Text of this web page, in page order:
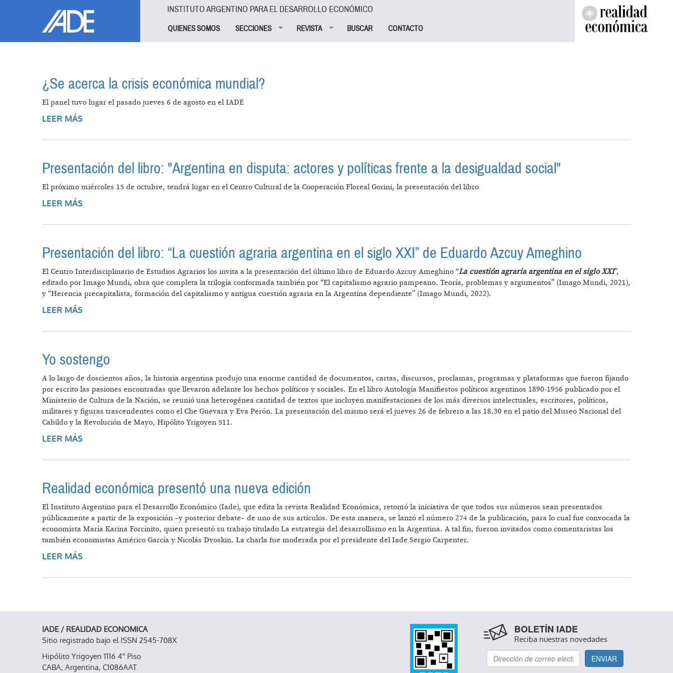
INSTITUTO ARGENTINO PARA EL DESARROLLO ECONÓMICO
QUIENES SOMOS SECCIONES REVISTA BUSCAR CONTACTO
¿Se acerca la crisis económica mundial?
El panel tuvo lugar el pasado jueves 6 de agosto en el IADE
LEER MÁS
Presentación del libro: "Argentina en disputa: actores y políticas frente a la desigualdad social"
El próximo miércoles 15 de octubre, tendrá lugar en el Centro Cultural de la Cooperación Floreal Gorini, la presentación del libro
LEER MÁS
Presentación del libro: “La cuestión agraria argentina en el siglo XXI” de Eduardo Azcuy Ameghino
El Centro Interdisciplinario de Estudios Agrarios los invita a la presentación del último libro de Eduardo Azcuy Ameghino “La cuestión agraria argentina en el siglo XXI”,
editado por Imago Mundi, obra que completa la trilogía conformada también por “El capitalismo agrario pampeano. Teoría, problemas y argumentos” (Imago Mundi, 2021),
y “Herencia precapitalista, formación del capitalismo y antigua cuestión agraria en la Argentina dependiente” (Imago Mundi, 2022).
LEER MÁS
Yo sostengo
A lo largo de doscientos años, la historia argentina produjo una enorme cantidad de documentos, cartas, discursos, proclamas, programas y plataformas que fueron fijando
por escrito las pasiones encontradas que llevaron adelante los hechos políticos y sociales. En el libro Antología Manifiestos políticos argentinos 1890-1956 publicado por el
Ministerio de Cultura de la Nación, se reunió una heterogénea cantidad de textos que incluyen manifestaciones de los más diversos intelectuales, escritores, políticos,
militares y figuras trascendentes como el Che Guevara y Eva Perón. La presentación del mismo será el jueves 26 de febrero a las 18.30 en el patio del Museo Nacional del
Cabildo y la Revolución de Mayo, Hipólito Yrigoyen 511.
LEER MÁS
Realidad económica presentó una nueva edición
El Instituto Argentino para el Desarrollo Económico (Iade), que edita la revista Realidad Económica, retomó la iniciativa de que todos sus números sean presentados
públicamente a partir de la exposición –y posterior debate– de uno de sus artículos. De esta manera, se lanzó el número 274 de la publicación, para lo cual fue convocada la
economista María Karina Forcinito, quien presentó su trabajo titulado La estrategia del desarrollismo en la Argentina. A tal fin, fueron invitados como comentaristas los
también economistas Américo García y Nicolás Dvoskin. La charla fue moderada por el presidente del Iade Sergio Carpenter.
LEER MÁS
IADE / REALIDAD ECONOMICA
Sitio registrado bajo el ISSN 2545-708X
Hipólito Yrigoyen 1116 4° Piso
CABA, Argentina, C1086AAT
BOLETÍN IADE
Reciba nuestras novedades
ENVIAR